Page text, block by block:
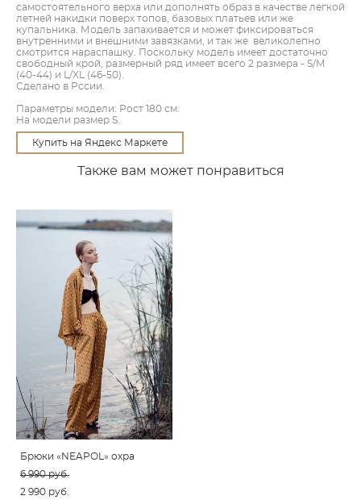
самостоятельного верха или дополнять образ в качестве легкой
летней накидки поверх топов, базовых платьев или же
купальника. Модель запахивается и может фиксироваться
внутренними и внешними завязками, и так же великолепно
смотрится нараспашку. Поскольку модель имеет достаточно
свободный крой, размерный ряд имеет всего 2 размера - S/M
(40-44) и L/XL (46-50).
Сделано в Рссии.
Параметры модели: Рост 180 см.
На модели размер S.
Купить на Яндекс Маркете
Также вам может понравиться
Брюки «NEAPOL» охра
6 990 pуб.
2 990 pуб.